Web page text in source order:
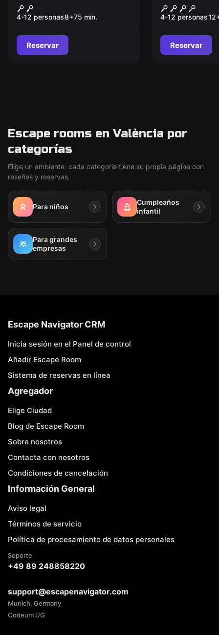
Orion
4-12 personas8+75 min.
Reservar
Nuevo
Misión
4-12 personas12
Reservar
Escape rooms en València por
categorías
Elige un ambiente: cada categoría tiene su propia página con
reseñas y reservas.
Para niños
Cumpleaños
infantil
Para grandes
empresas
Escape Navigator CRM
Inicia sesión en el Panel de control
Añadir Escape Room
Sistema de reservas en línea
Agregador
Elige Ciudad
Blog de Escape Room
Sobre nosotros
Contacta con nosotros
Condiciones de cancelación
Información General
Aviso legal
Términos de servicio
Política de procesamiento de datos personales
Soporte
+49 89 248858220
support@escapenavigator.com
Munich, Germany
Codeum UG